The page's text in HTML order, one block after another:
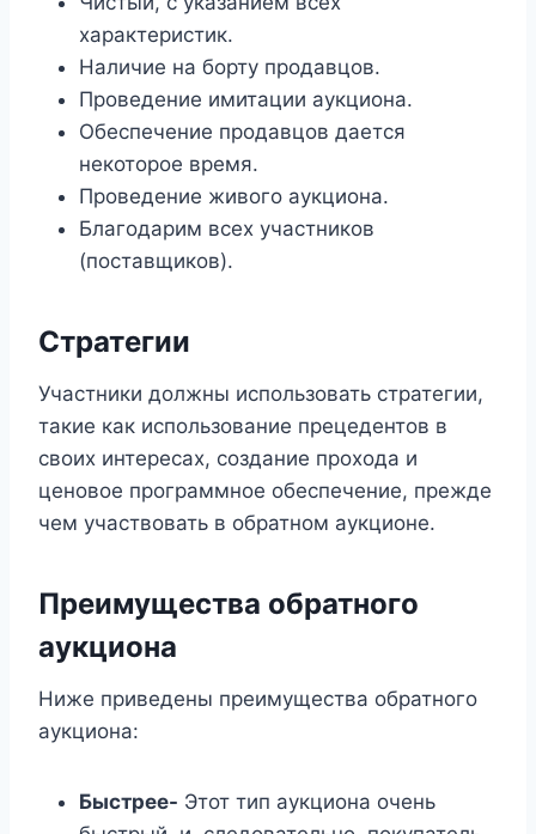
характеристик.
Наличие на борту продавцов.
Проведение имитации аукциона.
Обеспечение продавцов дается
некоторое время.
Проведение живого аукциона.
Благодарим всех участников
(поставщиков).
Стратегии
Участники должны использовать стратегии,
такие как использование прецедентов в
своих интересах, создание прохода и
ценовое программное обеспечение, прежде
чем участвовать в обратном аукционе.
Преимущества обратного
аукциона
Ниже приведены преимущества обратного
аукциона:
Быстрее- Этот тип аукциона очень